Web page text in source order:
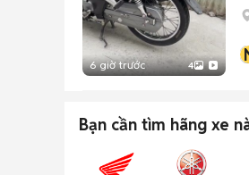
6 giờ trước 4
Bạn cần tìm hãng xe